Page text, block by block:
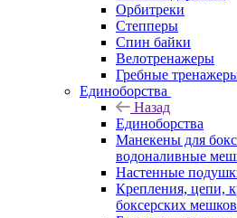
Орбитреки
Степперы
Спин байки
Велотренажеры
Гребные
Единоборства
Назад
Единоборства
Манекены для
водоналивные
Настенные
Крепления, цепи,
боксерских мешков